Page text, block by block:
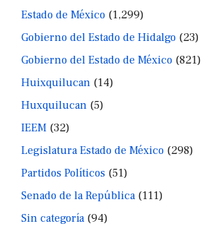
Estado de México (1,299)
Gobierno del Estado de Hidalgo (23)
Gobierno del Estado de México (821)
Huixquilucan (14)
Huxquilucan (5)
IEEM (32)
Legislatura Estado de México (298)
Partidos Políticos (51)
Senado de la República(111)
Sin categoría(94)